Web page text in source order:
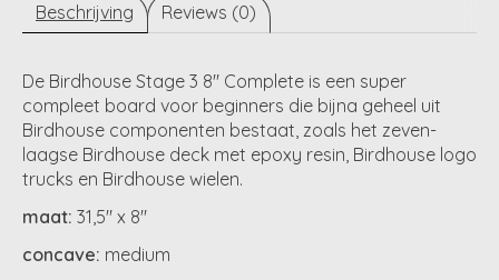
Beschrijving Reviews (0)
De Birdhouse Stage 3 8" Complete is een super
compleet board voor beginners die bijna geheel uit
Birdhouse componenten bestaat, zoals het zeven-
laagse Birdhouse deck met epoxy resin, Birdhouse logo
trucks en Birdhouse wielen.
maat: 31,5" x 8"
concave: medium